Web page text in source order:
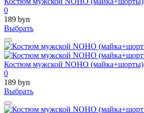
0
189 byn
Выбрать
Костюм мужской NOHO (майка+шорты)
0
189 byn
Выбрать